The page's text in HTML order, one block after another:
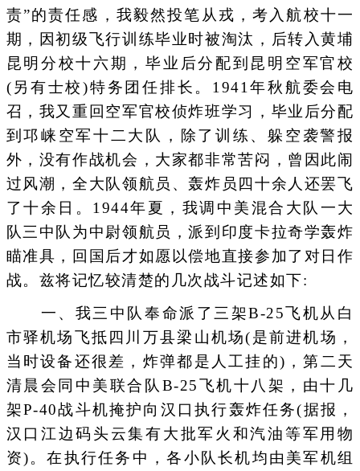
责”的责任感，我毅然投笔从戎，考入航校十一
期，因初级飞行训练毕业时被淘汰，后转入黄埔
昆明分校十六期，毕业后分配到昆明空军官校
(另有士校)特务团任排长。1941年秋航委会电
召，我又重回空军官校侦炸班学习，毕业后分配
到邛崃空军十二大队，除了训练、躲空袭警报
外，没有作战机会，大家都非常苦闷，曾因此闹
过风潮，全大队领航员、轰炸员四十余人还罢飞
了十余日。1944年夏，我调中美混合大队一大
队三中队为中尉领航员，派到印度卡拉奇学轰炸
瞄准具，回国后才如愿以偿地直接参加了对日作
战。兹将记忆较清楚的几次战斗记述如下:
一、我三中队奉命派了三架B-25飞机从白
市驿机场飞抵四川万县梁山机场(是前进机场，
当时设备还很差，炸弹都是人工挂的)，第二天
清晨会同中美联合队B-25飞机十八架，由十几
架P-40战斗机掩护向汉口执行轰炸任务(据报，
汉口江边码头云集有大批军火和汽油等军用物
资)。在执行任务中，各小队长机均由美军机组